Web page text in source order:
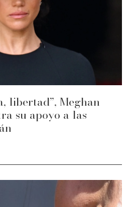
libertad”, Meghan
su apoyo a las